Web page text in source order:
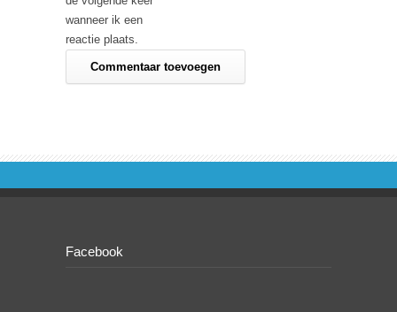
wanneer ik een
reactie plaats.
Facebook